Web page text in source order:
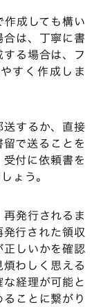
成しても構い
は、丁寧に書
る場合は、フ
すく作成しま
するか、直接
で送ることを
付に依頼書を
ょう。
発行されるま
行された領収
しいかを確認
わしく思える
経理が可能と
ことに繋がり